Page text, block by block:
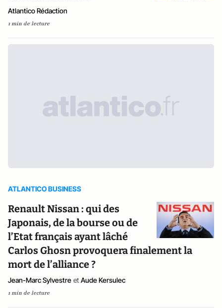
Atlantico Rédaction
1 min de lecture
ATLANTICO BUSINESS
Renault Nissan : qui des
Japonais, de la bourse ou de
l’Etat français ayant lâché
Carlos Ghosn provoquera finalement la
mort de l’alliance ?
Jean-Marc Sylvestre et Aude Kersulec
1 min de lecture